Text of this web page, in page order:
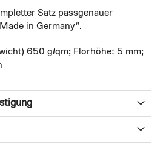
Satz passgenauer
in Germany“.
650 g/qm; Florhöhe: 5 mm;